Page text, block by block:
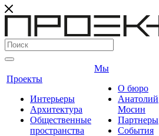
Проекты
Интерьеры
Архитектура
Общественные
пространства
Мы
О бюро
Анатолий
Мосин
Партнеры
События